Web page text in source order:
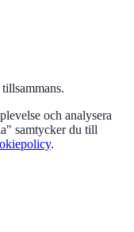
och analysera
samtycker du till
.